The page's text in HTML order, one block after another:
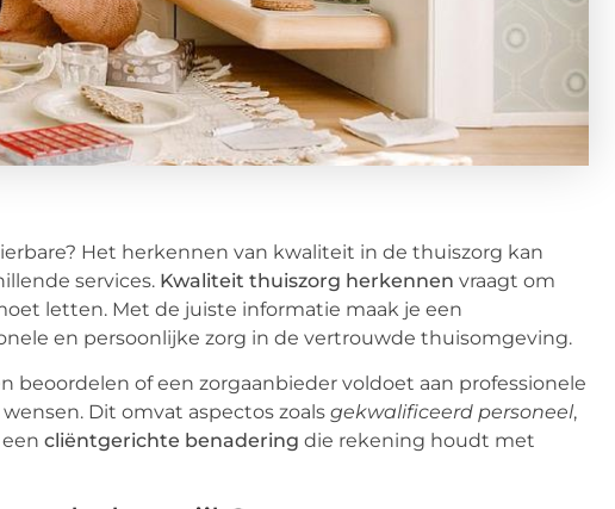
Het herkennen van kwaliteit in de thuiszorg kan
services. Kwaliteit thuiszorg herkennen vraagt om
letten. Met de juiste informatie maak je een
en persoonlijke zorg in de vertrouwde thuisomgeving.
beoordelen of een zorgaanbieder voldoet aan professionele
Dit omvat aspectos zoals gekwalificeerd personeel,
cliëntgerichte benadering die rekening houdt met